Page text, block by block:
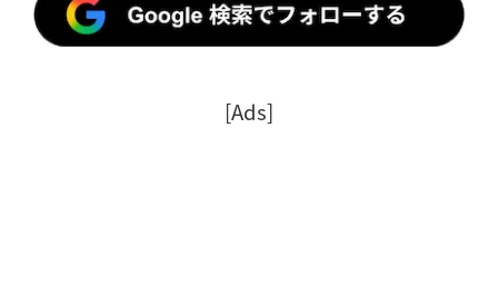
[Ads]